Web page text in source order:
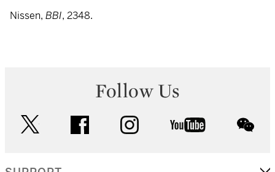
Nissen, BBI, 2348.
Follow Us
facebook instagram youtube